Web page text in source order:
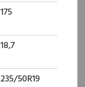
175
18,7
235/50R19